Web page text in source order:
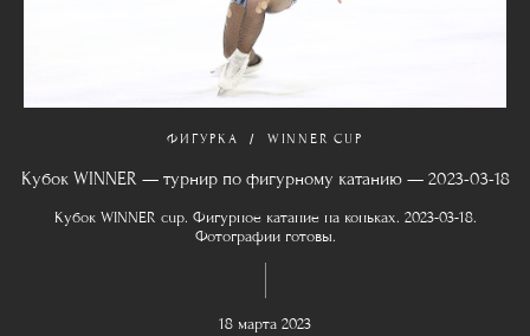
ФИГУРКА WINNER CUP
Кубок WINNER — турнир по фигурному катанию — 2023-03-18
Кубок WINNER cup. Фигурное катание на коньках. 2023-03-18.
Фотографии готовы.
18 марта 2023